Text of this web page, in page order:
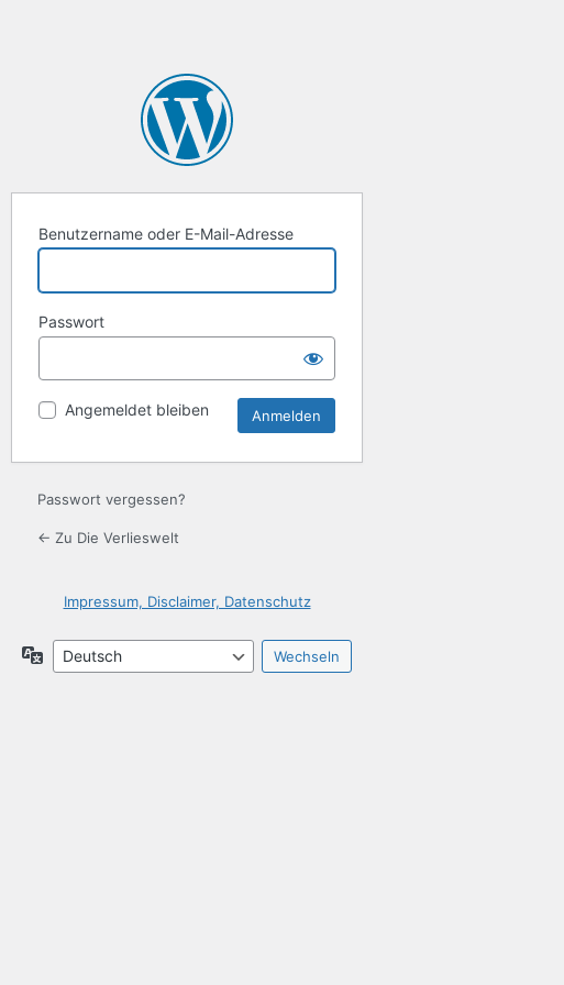
Benutzername oder E-Mail-Adresse
Passwort
Angemeldet bleiben
Passwort vergessen?
← Zu Die Verlieswelt
Impressum, Disclaimer, Datenschutz
Sprache